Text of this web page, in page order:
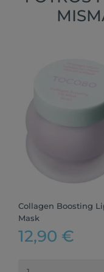
Collagen Boosting
Mask
12,90 €